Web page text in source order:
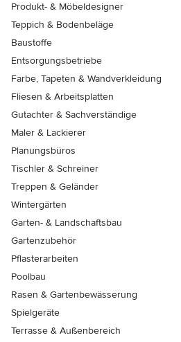
Produkt- & Möbeldesigner
Teppich & Bodenbeläge
Baustoffe
Entsorgungsbetriebe
Farbe, Tapeten & Wandverkleidung
Fliesen & Arbeitsplatten
Gutachter & Sachverständige
Maler & Lackierer
Planungsbüros
Tischler & Schreiner
Treppen & Geländer
Wintergärten
Garten- & Landschaftsbau
Gartenzubehör
Pflasterarbeiten
Poolbau
Rasen & Gartenbewässerung
Spielgeräte
Terrasse & Außenbereich